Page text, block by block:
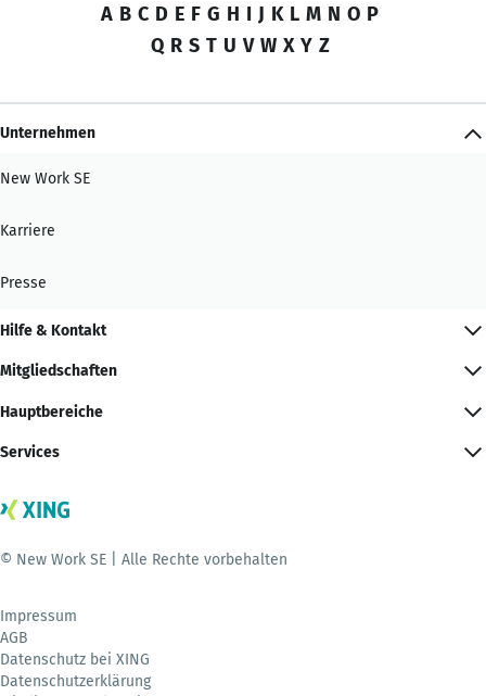
A B C D E F G H I J K L M N O P
Q R S T U V W X Y Z
Unternehmen
New Work SE
Karriere
Presse
Hilfe & Kontakt
Mitgliedschaften
Hauptbereiche
Services
© New Work SE | Alle Rechte vorbehalten
Impressum
AGB
Datenschutz bei XING
Datenschutzerklärung